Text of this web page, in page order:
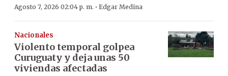
Agosto 7, 2026 02:04 p. m. · Edgar Medina
Nacionales
Violento temporal golpea
Curuguaty y deja unas 50
viviendas afectadas